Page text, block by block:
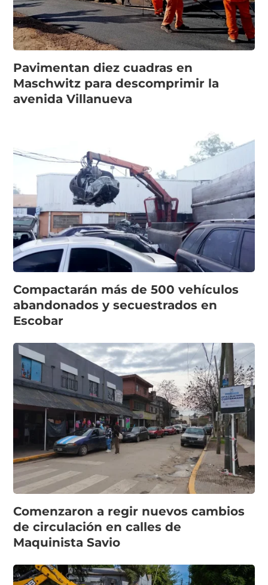
Pavimentan diez cuadras en
Maschwitz para descomprimir la
avenida Villanueva
Compactarán más de 500 vehículos
abandonados y secuestrados en
Escobar
Comenzaron a regir nuevos cambios
de circulación en calles de
Maquinista Savio